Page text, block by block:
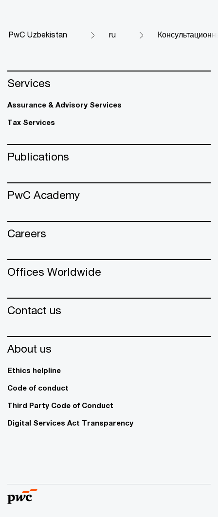
PwC Uzbekistan ru
Services
Assurance & Advisory Services
Tax Services
Publications
PwC Academy
Careers
Offices Worldwide
Contact us
About us
Ethics helpline
Code of conduct
Third Party Code of Conduct
Digital Services Act Transparency